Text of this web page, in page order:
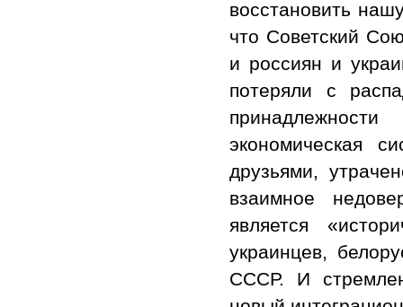
восстановить
что Советский
и россиян и
потеряли с
экономическая
друзьями,
взаимное
является
украинцев,
СССР. И